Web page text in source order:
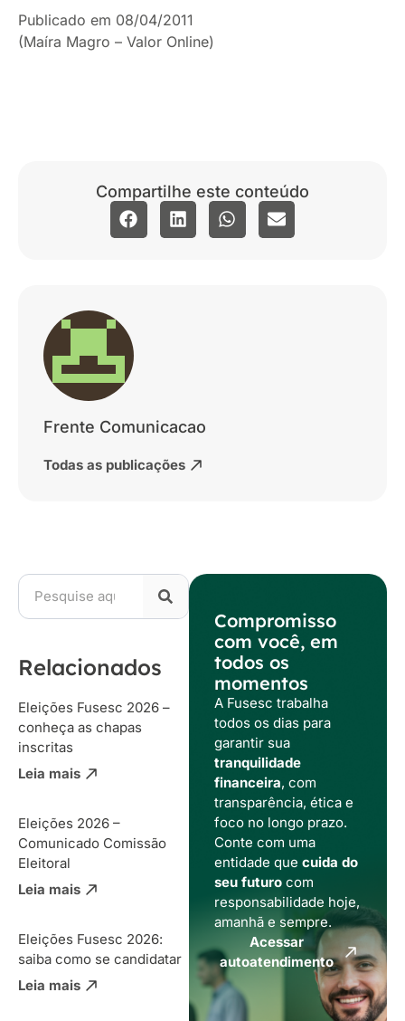
Publicado em 08/04/2011
(Maíra Magro – Valor Online)
Compartilhe este conteúdo
Frente Comunicacao
Todas as publicações
Relacionados
Eleições Fusesc 2026 –
conheça as chapas
inscritas
Leia mais
Eleições 2026 –
Comunicado Comissão
Eleitoral
Leia mais
Eleições Fusesc 2026:
saiba como se candidatar
Leia mais
Compromisso
com você, em
todos os
momentos
A Fusesc trabalha
todos os dias para
garantir sua
tranquilidade
financeira, com
transparência, ética e
foco no longo prazo.
Conte com uma
entidade que cuida do
seu futurocom
responsabilidade hoje,
amanhã e sempre.
Acessar
autoatendimento